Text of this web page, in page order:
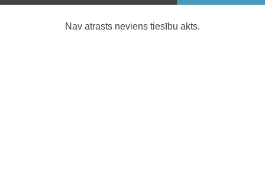
Nav atrasts neviens tiesību akts.